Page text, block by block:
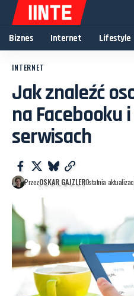
Biznes Internet Lifestyle
INTERNET
Jak znaleźć
na Facebooku
serwisach
PrzezOSKAR GAJZLEROstatnia